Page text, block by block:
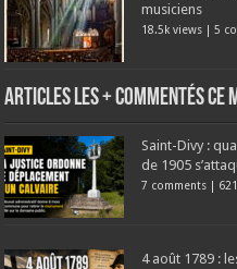
musiciens
18.5k views |5
Articles les + commentés ce
Saint-Divy :
de 1905
7 comments |
4 août 1789 :